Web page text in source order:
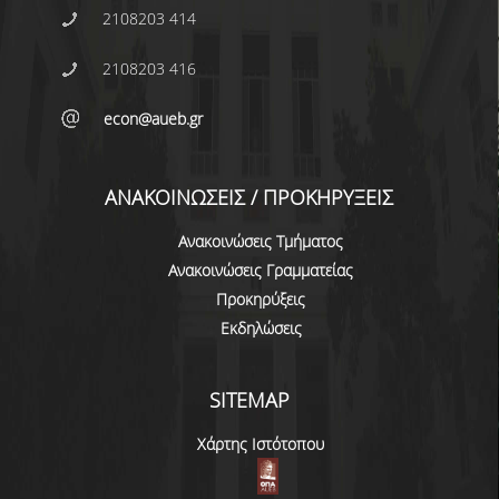
ΠΡΟΓΡΑΜΜΑ ERASMUS+
ΠΡΑΚΤΙΚΗ ΑΣΚΗΣΗ
ΓΕΝΙΚΕΣ ΠΛΗΡΟΦΟΡΙΕΣ
ΔΙΑΔΙΚΑΣΙΑ ΠΑΡΑΠΟΝΩΝ ΦΟΙΤΗΤΩΝ
ΒΕΒΑΙΩΣΗ ΓΝΩΣΗΣ ΠΛΗΡΟΦΟΡΙΚΗΣ ΚΑΙ
ΧΕΙΡΙΣΜΟΥ Η.Υ.
ΠΡΟΓΡΑΜΜΑ ΣΠΟΥΔΩΝ ΣΤΙΣ ΕΠΙΣΤΗΜΕΣ
ΤΗΣ ΑΓΩΓΗΣ ΚΑΙ ΤΗΣ ΕΚΠΑΙΔΕΥΣΗΣ
2108203 414
2108203 416
econ@aueb.gr
ΑΝΑΚΟΙΝΩΣΕΙΣ / ΠΡΟΚΗΡΥΞΕΙΣ
Ανακοινώσεις Τμήματος
Ανακοινώσεις Γραμματείας
Προκηρύξεις
Εκδηλώσεις
SITEMAP
Χάρτης Ιστότοπου